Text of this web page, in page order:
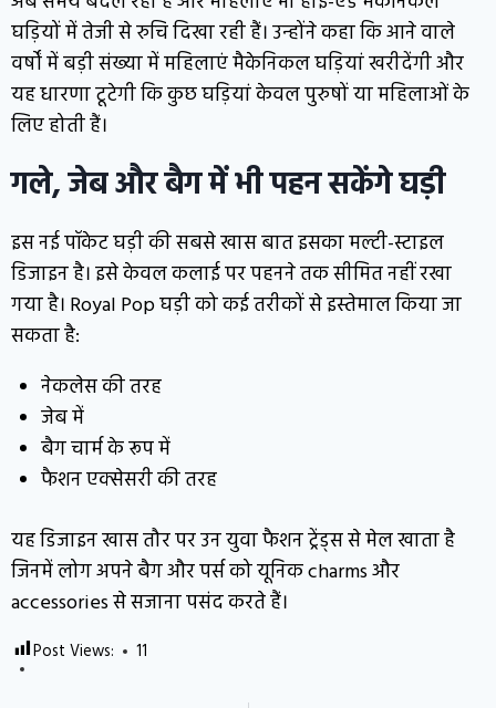
घड़ियों में तेजी से रुचि दिखा रही हैं। उन्होंने कहा कि आने वाले
वर्षों में बड़ी संख्या में महिलाएं मैकेनिकल घड़ियां खरीदेंगी और
यह धारणा टूटेगी कि कुछ घड़ियां केवल पुरुषों या महिलाओं के
लिए होती हैं।
गले, जेब और बैग में भी पहन सकेंगे घड़ी
इस नई पॉकेट घड़ी की सबसे खास बात इसका मल्टी-स्टाइल
डिजाइन है। इसे केवल कलाई पर पहनने तक सीमित नहीं रखा
गया है। Royal Pop घड़ी को कई तरीकों से इस्तेमाल किया जा
सकता है:
नेकलेस की तरह
जेब में
बैग चार्म के रूप में
फैशन एक्सेसरी की तरह
यह डिजाइन खास तौर पर उन युवा फैशन ट्रेंड्स से मेल खाता है
जिनमें लोग अपने बैग और पर्स को यूनिक charms और
accessories से सजाना पसंद करते हैं।
Post Views: 11